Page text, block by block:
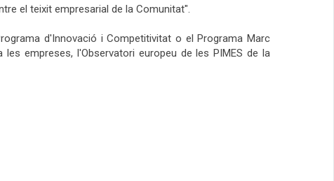
el teixit empresarial de la Comunitat".
d'Innovació i Competitivitat o el Programa Marc
empreses, l'Observatori europeu de les PIMES de la